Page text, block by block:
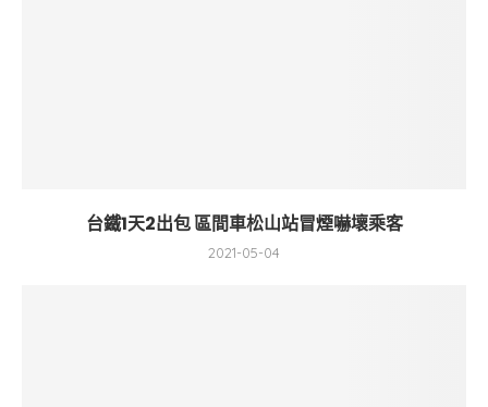
台鐵1天2出包 區間車松山站冒煙嚇壞乘客
2021-05-04